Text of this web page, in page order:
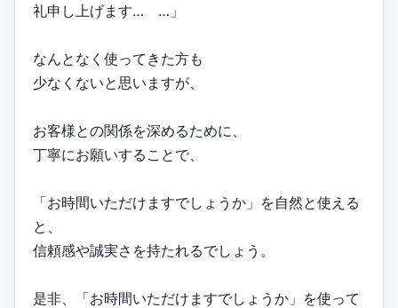
礼申し上げます… …」
なんとなく使ってきた方も
少なくないと思いますが、
お客様との関係を深めるために、
丁寧にお願いすることで、
「お時間いただけますでしょうか」を自然と使える
と、
信頼感や誠実さを持たれるでしょう。
是非、「お時間いただけますでしょうか」を使って